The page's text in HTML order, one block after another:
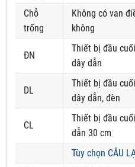
Chỗ
trống
Không có van
không
ĐN
Thiết bị đầu
dây dẫn
DL
Thiết bị đầu
dây dẫn, đèn
CL
Thiết bị đầu
dẫn 30 cm
Tùy chọn CÂU